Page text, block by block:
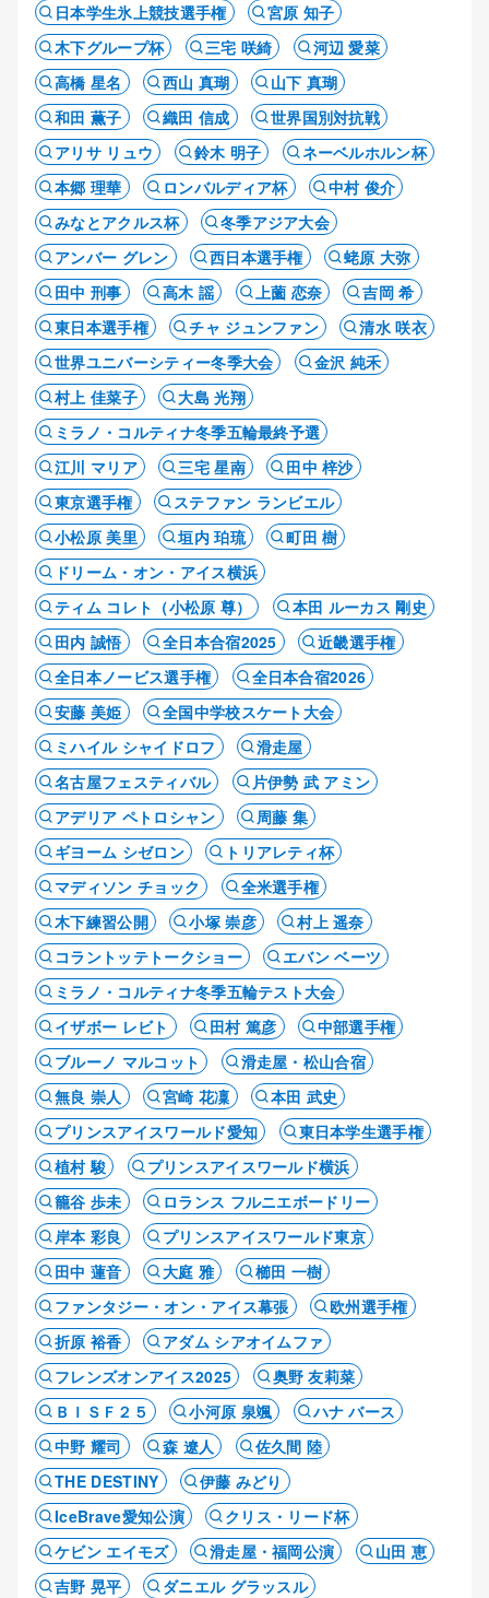
日本学生氷上競技選手権
宮原 知子
木下グループ杯
三宅 咲綺
河辺 愛菜
高橋 星名
西山 真瑚
山下 真瑚
和田 薫子
織田 信成
世界国別対抗戦
アリサ リュウ
鈴木 明子
ネーベルホルン杯
本郷 理華
ロンバルディア杯
中村 俊介
みなとアクルス杯
冬季アジア大会
アンバー グレン
西日本選手権
蛯原 大弥
田中 刑事
高木 謡 上薗 恋奈
吉岡 希
東日本選手権
チャ ジュンファン
清水 咲衣
世界ユニバーシティー冬季大会
金沢 純禾
村上 佳菜子
大島 光翔
ミラノ・コルティナ冬季五輪最終予選
江川 マリア
三宅 星南
田中 梓沙
東京選手権
ステファン ランビエル
小松原 美里
垣内 珀琉
町田 樹
ドリーム・オン・アイス横浜
ティム コレト（小松原 尊）
本田 ルーカス 剛史
田内 誠悟
全日本合宿2025
近畿選手権
全日本ノービス選手権
全日本合宿2026
安藤 美姫
全国中学校スケート大会
ミハイル シャイドロフ
滑走屋
名古屋フェスティバル
片伊勢 武 アミン
アデリア ペトロシャン
周藤 集
ギヨーム シゼロン
トリアレティ杯
マディソン チョック
全米選手権
木下練習公開
小塚 崇彦
村上 遥奈
コラントッテトークショー
エバン ベーツ
ミラノ・コルティナ冬季五輪テスト大会
イザボー レビト
田村 篤彦
中部選手権
ブルーノ マルコット
滑走屋・松山合宿
無良 崇人
宮崎 花凜
本田 武史
プリンスアイスワールド愛知
東日本学生選手権
植村 駿
プリンスアイスワールド横浜
籠谷 歩未
ロランス フルニエボードリー
岸本 彩良
プリンスアイスワールド東京
田中 蓮音
大庭 雅
櫛田 一樹
ファンタジー・オン・アイス幕張
欧州選手権
折原 裕香
アダム シアオイムファ
フレンズオンアイス2025
奥野 友莉菜
ＢＩＳＦ２５
小河原 泉颯
ハナ バース
中野 耀司
森 遼人
佐久間 陸
THE DESTINY
伊藤 みどり
IceBrave愛知公演
クリス・リード杯
ケビン エイモズ
滑走屋・福岡公演
山田 恵
吉野 晃平
ダニエル グラッスル